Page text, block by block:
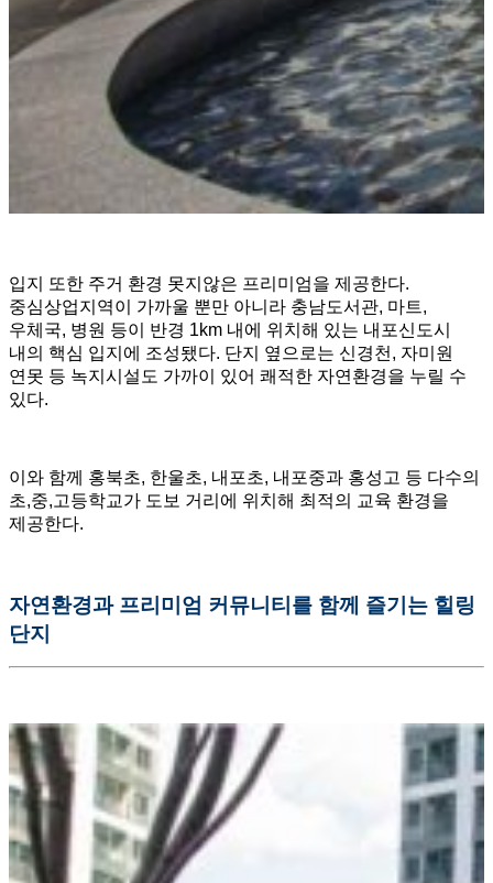
입지 또한 주거 환경 못지않은 프리미엄을 제공한다.
중심상업지역이 가까울 뿐만 아니라 충남도서관, 마트,
우체국, 병원 등이 반경 1km 내에 위치해 있는 내포신도시
내의 핵심 입지에 조성됐다. 단지 옆으로는 신경천, 자미원
연못 등 녹지시설도 가까이 있어 쾌적한 자연환경을 누릴 수
있다.
이와 함께 홍북초, 한울초, 내포초, 내포중과 홍성고 등 다수의
초,중,고등학교가 도보 거리에 위치해 최적의 교육 환경을
제공한다.
자연환경과 프리미엄 커뮤니티를 함께 즐기는 힐링
단지